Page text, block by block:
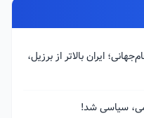
ایران بالاتر از برزیل،
سیاسی شد!